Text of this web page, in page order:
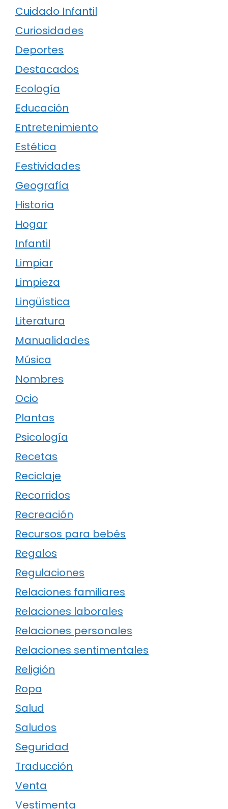
Cuidado Infantil
Curiosidades
Deportes
Destacados
Ecología
Educación
Entretenimiento
Estética
Festividades
Geografía
Historia
Hogar
Infantil
Limpiar
Limpieza
Lingüística
Literatura
Manualidades
Música
Nombres
Ocio
Plantas
Psicología
Recetas
Reciclaje
Recorridos
Recreación
Recursos para bebés
Regalos
Regulaciones
Relaciones familiares
Relaciones laborales
Relaciones personales
Relaciones sentimentales
Religión
Ropa
Salud
Saludos
Seguridad
Traducción
Venta
Vestimenta